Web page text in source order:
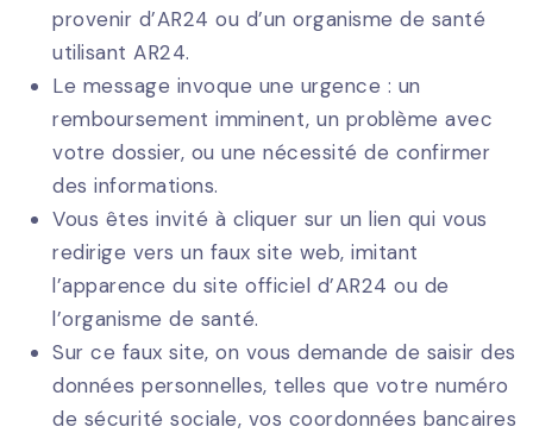
provenir d’AR24 ou d’un organisme de santé
utilisant AR24.
Le message invoque une urgence : un
remboursement imminent, un problème avec
votre dossier, ou une nécessité de confirmer
des informations.
Vous êtes invité à cliquer sur un lien qui vous
redirige vers un faux site web, imitant
l’apparence du site officiel d’AR24 ou de
l’organisme de santé.
Sur ce faux site, on vous demande de saisir des
données personnelles, telles que votre numéro
de sécurité sociale, vos coordonnées bancaires